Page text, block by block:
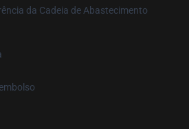
da Cadeia de Abastecimento